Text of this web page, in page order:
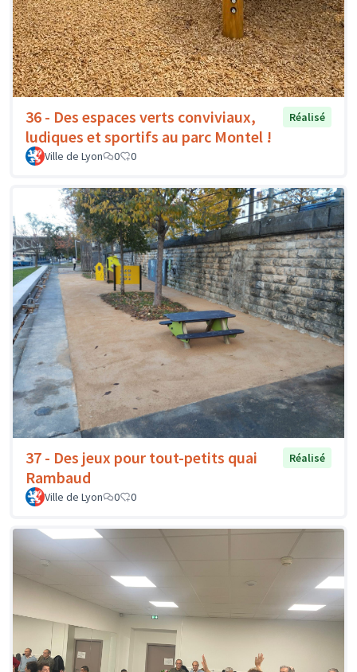
36 - Des espaces verts conviviaux,
ludiques et sportifs au parc Montel !
Réalisé
Ville de Lyon 0 0
37 - Des jeux pour tout-petits quai
Rambaud
Réalisé
Ville de Lyon 0 0